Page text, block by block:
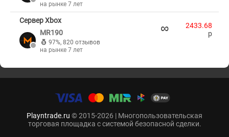
на рынке 7 лет
Сервер Xbox
MR190
97%, 820 отзывов
на рынке 7 лет
∞
2433.68
p
Playntrade.ru © 2015-2026 | Многопользовательская
торговая площадка с системой безопасной сделки.